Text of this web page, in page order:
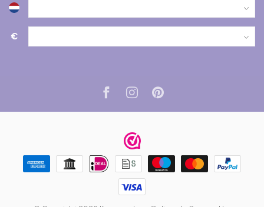
€